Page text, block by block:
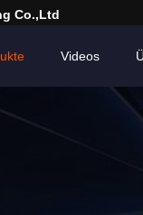
Co.,Ltd
Videos